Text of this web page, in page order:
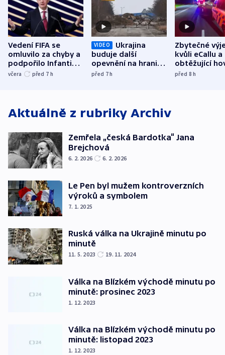
Vedení FIFA se
omluvilo za chyby a
podpořilo Infantina.
UEFA trvá na
včera před 7 h
VIDEO
Ukrajina
buduje další
opevnění na hranici
s Běloruskem
před 7h
Zbytečné
kvůli eCallu a
obtěžující
zdržují
před 8h
Aktuálně z rubriky Archiv
Zemřela „česká Bardotka“ Jana
Brejchová
6. 2. 2026 6. 2. 2026
Le Pen byl mužem kontroverzních
výroků a symbolem
7. 1. 2025
Ruská válka na Ukrajině minutu po
minutě
11. 5. 2023 19. 11. 2024
Válka na Blízkém východě minutu po
minutě: prosinec 2023
1. 12. 2023
Válka na Blízkém východě minutu po
minutě: listopad 2023
1. 12. 2023